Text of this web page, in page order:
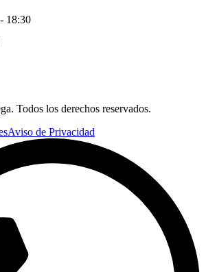
18:30
. Todos los derechos reservados.
Aviso de Privacidad